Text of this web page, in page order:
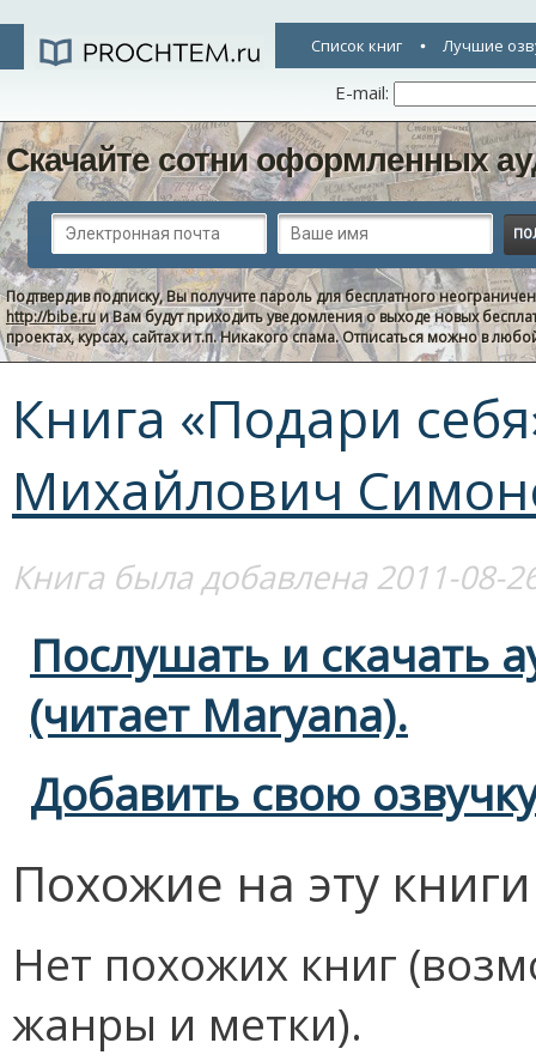
Список книг Лучшие
E-mail:
Скачайте сотни оформленных
Подтвердив подписку, Вы получите пароль для бесплатного
http://bibe.ruи Вам будут приходить уведомления о выходе новых
проектах, курсах, сайтах и т.п. Никакого спама. Отписаться можно в
Книга «Подари
Михайлович
Книга была добавлена 2011-08-
Послушать и скачать
(читает Maryana).
Добавить свою
Похожие на эту книги
Нет похожих книг
жанры и метки).